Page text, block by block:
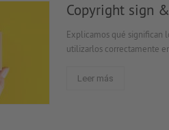
Copyright sign
Explicamos qué significan
utilizarlos correctamente
Leer más